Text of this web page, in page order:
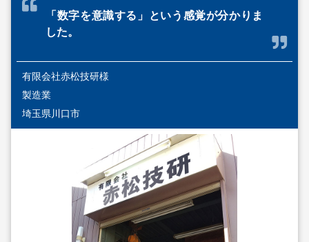
「数字を意識する」という感覚が分かりま
した。
有限会社赤松技研様
製造業
埼玉県川口市